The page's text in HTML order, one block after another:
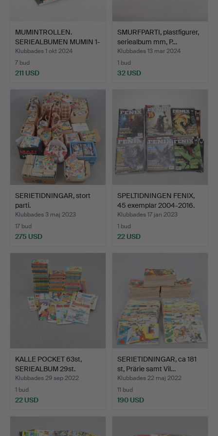
MUMINTROLLEN.
SERIEALBUMEN MUMIN 1-
9, Tove…
Klubbades 1 okt 2024
7 bud
211 USD
SMURFPARTI, plastfigurer,
seriealbum mm, P…
Klubbades 13 mar 2024
1 bud
32 USD
SERIETIDNINGAR, stort
parti.
Klubbades 3 maj 2023
17 bud
275 USD
SPELTIDNINGEN FENIX,
45 exemplar 2004-2016.
Klubbades 17 jan 2023
1 bud
22 USD
KALLE POCKET 63st,
SERIEALBUM 29st.
Klubbades 29 sep 2022
1 bud
22 USD
SERIETIDNINGAR, ca 181
st, Prärie samt Vil…
Klubbades 22 maj 2022
11 bud
190 USD